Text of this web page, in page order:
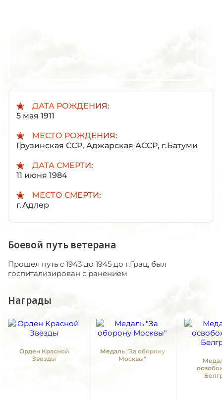
ДАТА РОЖДЕНИЯ:
5 мая 1911
МЕСТО РОЖДЕНИЯ:
Грузинская ССР, Аджарская АССР, г.Батуми
ДАТА СМЕРТИ:
11 июня 1984
МЕСТО СМЕРТИ:
г.Адлер
Боевой путь ветерана
Прошел путь с 1943 до 1945 до г.Грац, был
госпитализирован с ранением
Награды
Орден Красной
Звезды
Медаль "За оборону
Москвы"